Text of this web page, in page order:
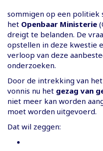
sommigen op een politiek
het Openbaar Ministerie
dreigt te belanden. De
opstellen in deze kwestie
verloop van deze
onderzoeken.
Door de intrekking van
vonnis nu het gezag van
niet meer kan worden
moet worden uitgevoerd.
Dat wil zeggen: